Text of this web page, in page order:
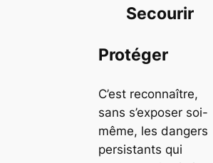
Secourir
Protéger
C’est reconnaître,
sans s’exposer soi-
même, les dangers
persistants qui